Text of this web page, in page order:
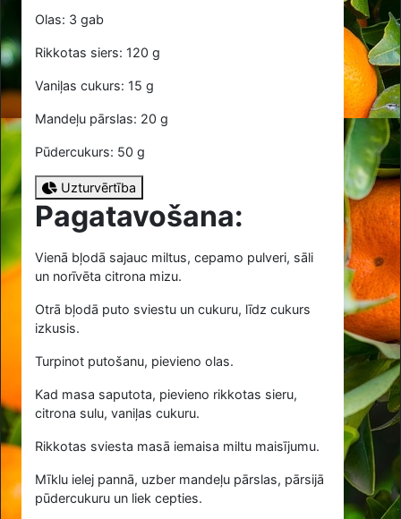
Olas: 3 gab
Rikkotas siers: 120 g
Vaniļas cukurs: 15 g
Mandeļu pārslas: 20 g
Pūdercukurs: 50 g
Uzturvērtība
Pagatavošana:
Vienā bļodā sajauc miltus, cepamo pulveri, sāli
un norīvēta citrona mizu.
Otrā bļodā puto sviestu un cukuru, līdz cukurs
izkusis.
Turpinot putošanu, pievieno olas.
Kad masa saputota, pievieno rikkotas sieru,
citrona sulu, vaniļas cukuru.
Rikkotas sviesta masā iemaisa miltu maisījumu.
Mīklu ielej pannā, uzber mandeļu pārslas, pārsijā
pūdercukuru un liek cepties.